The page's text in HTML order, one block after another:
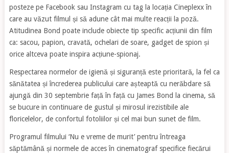
posteze pe Facebook sau Instagram cu tag la locația Cineplexx în
care au văzut filmul și să adune cât mai multe reacții la poză.
Atitudinea Bond poate include obiecte tip specific acțiunii din film
ca: sacou, papion, cravată, ochelari de soare, gadget de spion și
orice altceva poate inspira acțiune-spionaj.
Respectarea normelor de igienă și siguranță este prioritară, la fel ca
sănătatea și încrederea publicului care așteaptă cu nerăbdare să
ajungă din 30 septembrie față în față cu James Bond la cinema, să
se bucure in continuare de gustul și mirosul irezistibile ale
floricelelor, de confortul fotoliilor și cel mai bun sunet de film.
Programul filmului ‘Nu e vreme de murit’ pentru întreaga
săptămână și normele de acces în cinematograf specifice fiecărui